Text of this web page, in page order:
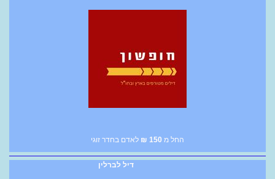
החל מ 150
₪ לאדם בחדר זוגי
דיל לברלין